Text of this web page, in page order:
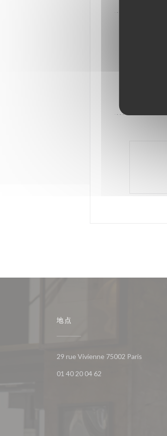
地点
29 rue Vivienne 75002 Paris((在新
01 40 20 04 62